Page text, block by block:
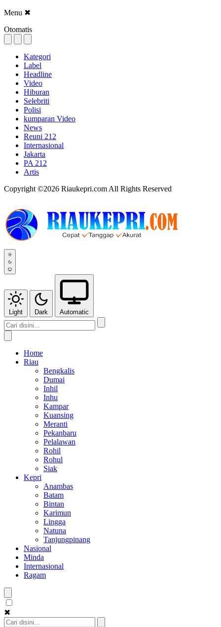
Menu ✖
Otomatis
Kategori
Label
Headline
Video
Hiburan
Selebriti
Polisi
kumparan Video
News
Reuni 212
Internasional
Jakarta
PA 212
Artis
Copyright ©2026 Riaukepri.com All Rights Reserved
Light Dark Automatic
Home
Riau
Bengkalis
Dumai
Inhil
Inhu
Kampar
Kuansing
Meranti
Pekanbaru
Pelalawan
Rohil
Rohul
Siak
Kepri
Anambas
Batam
Bintan
Karimun
Lingga
Natuna
Tanjungpinang
Nasional
Minda
Internasional
Ragam
✖